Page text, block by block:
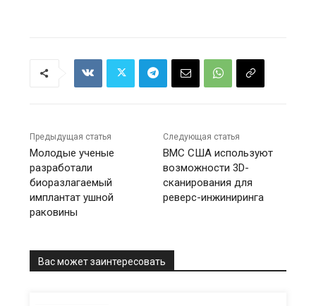
Предыдущая статья
Молодые ученые
разработали
биоразлагаемый
имплантат ушной
раковины
Следующая статья
ВМС США используют
возможности 3D-
сканирования для
реверс-инжиниринга
Вас может заинтересовать